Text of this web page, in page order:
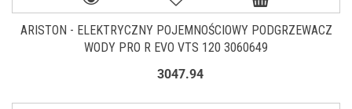
ARISTON - ELEKTRYCZNY POJEMNOŚCIOWY PODGRZEWACZ
WODY PRO R EVO VTS 120 3060649
3047.94